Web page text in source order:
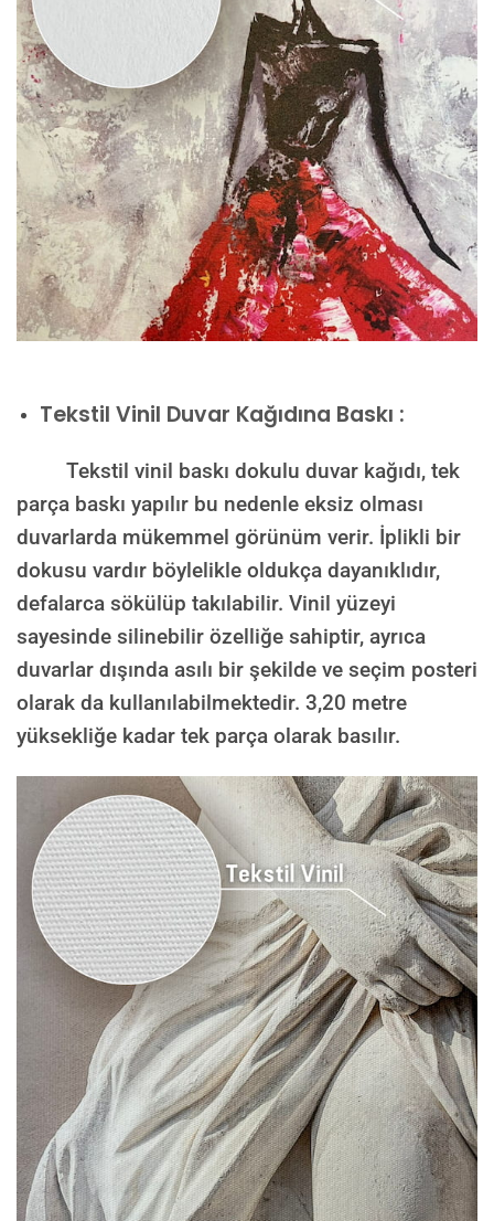
Tekstil Vinil Duvar Kağıdına Baskı :
Tekstil vinil baskı dokulu duvar kağıdı, tek
parça baskı yapılır bu nedenle eksiz olması
duvarlarda mükemmel görünüm verir. İplikli bir
dokusu vardır böylelikle oldukça dayanıklıdır,
defalarca sökülüp takılabilir. Vinil yüzeyi
sayesinde silinebilir özelliğe sahiptir, ayrıca
duvarlar dışında asılı bir şekilde ve seçim posteri
olarak da kullanılabilmektedir. 3,20 metre
yüksekliğe kadar tek parça olarak basılır.